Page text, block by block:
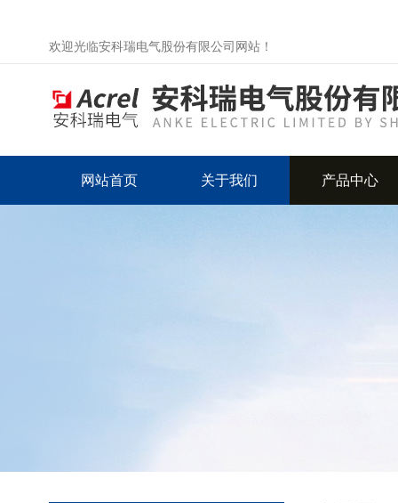
欢迎光临安科瑞电气股份有限公司网站！
网站首页 关于我们 产品中心